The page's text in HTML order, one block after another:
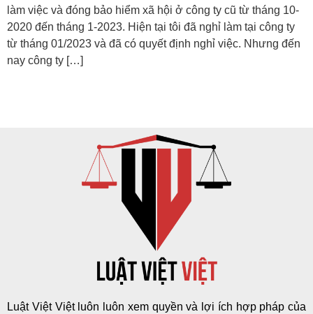
làm việc và đóng bảo hiểm xã hội ở công ty cũ từ tháng 10-
2020 đến tháng 1-2023. Hiện tại tôi đã nghỉ làm tại công ty
từ tháng 01/2023 và đã có quyết định nghỉ việc. Nhưng đến
nay công ty […]
Luật Việt Việt luôn luôn xem quyền và lợi ích hợp pháp của